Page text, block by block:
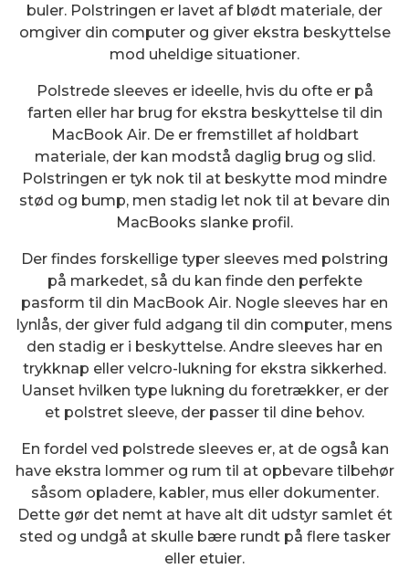
buler. Polstringen er lavet af blødt materiale, der
omgiver din computer og giver ekstra beskyttelse
mod uheldige situationer.
Polstrede sleeves er ideelle, hvis du ofte er på
farten eller har brug for ekstra beskyttelse til din
MacBook Air. De er fremstillet af holdbart
materiale, der kan modstå daglig brug og slid.
Polstringen er tyk nok til at beskytte mod mindre
stød og bump, men stadig let nok til at bevare din
MacBooks slanke profil.
Der findes forskellige typer sleeves med polstring
på markedet, så du kan finde den perfekte
pasform til din MacBook Air. Nogle sleeves har en
lynlås, der giver fuld adgang til din computer, mens
den stadig er i beskyttelse. Andre sleeves har en
trykknap eller velcro-lukning for ekstra sikkerhed.
Uanset hvilken type lukning du foretrækker, er der
et polstret sleeve, der passer til dine behov.
En fordel ved polstrede sleeves er, at de også kan
have ekstra lommer og rum til at opbevare tilbehør
såsom opladere, kabler, mus eller dokumenter.
Dette gør det nemt at have alt dit udstyr samlet ét
sted og undgå at skulle bære rundt på flere tasker
eller etuier.